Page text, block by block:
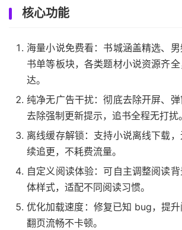
核心功能
海量小说免费看：书城涵盖精选、男
书单等板块，各类题材小说资源齐
达。
纯净无广告干扰：彻底去除开屏、弹
去除强制更新提示，追书全程无打扰。
离线缓存解锁：支持小说离线下载
续追更，不耗费流量。
自定义阅读体验：可自主调整阅读
体样式，适配不同阅读习惯。
优化加载速度：修复已知 bug，提升
翻页流畅不卡顿。